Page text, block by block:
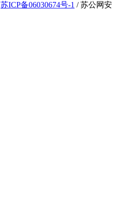
苏ICP备06030674号-1 / 苏公网安